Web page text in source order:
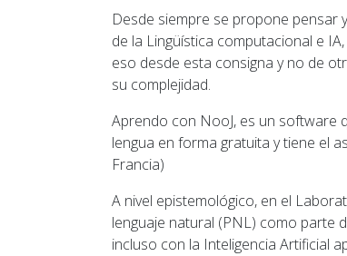
Desde siempre se propone pensar
de la Lingüística computacional e
eso desde esta consigna y no de
su complejidad.
Aprendo con NooJ, es un software
lengua en forma gratuita y tiene el
Francia)
A nivel epistemológico, en el
lenguaje natural (PNL) como parte
incluso con la Inteligencia Artificial